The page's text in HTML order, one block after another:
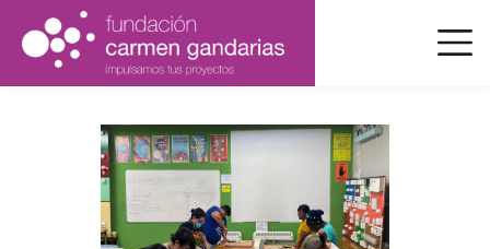
contenido
principal